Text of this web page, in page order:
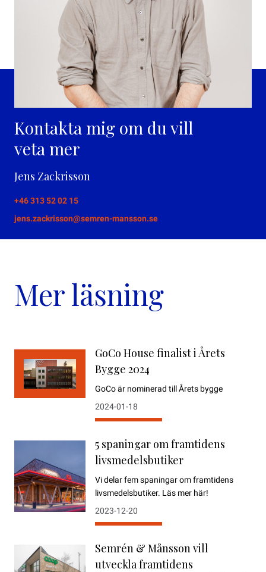
Kontakta mig om du vill
veta mer
Jens Zackrisson
+46 313 52 02 15
jens.zackrisson@semren-mansson.se
Mer läsning
GoCo House finalist i Årets
Bygge 2024
GoCo är nominerad till Årets bygge
2024-01-18
5 spaningar om framtidens
livsmedelsbutiker
Vi delar fem spaningar om framtidens
livsmedelsbutiker. Läs mer här!
2023-12-20
Semrén & Månsson vill
utveckla framtidens